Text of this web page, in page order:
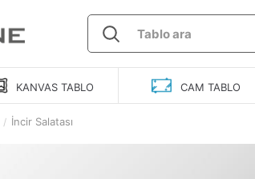
KANVAS TABLO CAM TABLO
İncir Salatası